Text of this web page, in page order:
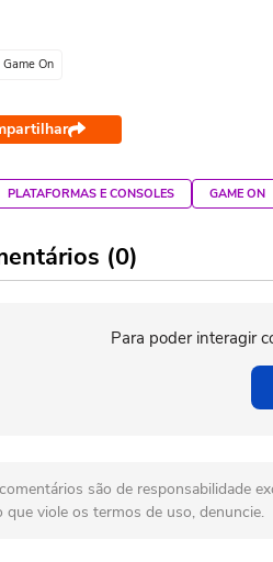
Game On
PLATAFORMAS E CONSOLES GAME ON
(0)
Para poder interagir
são de responsabilidade
que viole os termos de uso, denuncie.